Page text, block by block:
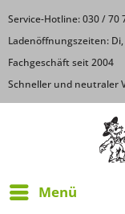
Service-Hotline: 030 / 70
Ladenöffnungszeiten:
Fachgeschäft seit 2004
Schneller und neutraler
Menü